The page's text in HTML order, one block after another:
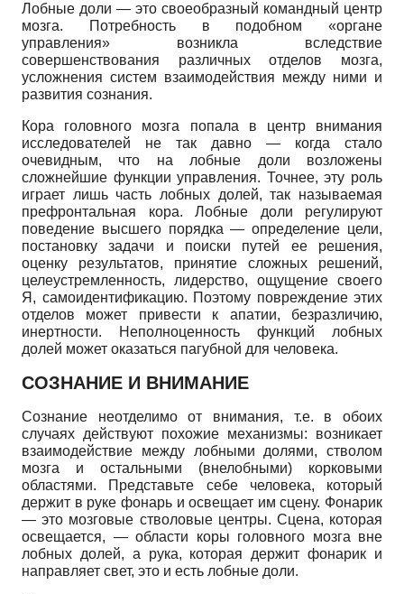
Лобные доли — это своеобразный командный центр
мозга. Потребность в подобном «органе
управления» возникла вследствие
совершенствования различных отделов мозга,
усложнения систем взаимодействия между ними и
развития сознания.
Кора головного мозга попала в центр внимания
исследователей не так давно — когда стало
очевидным, что на лобные доли возложены
сложнейшие функции управления. Точнее, эту роль
играет лишь часть лобных долей, так называемая
префронтальная кора. Лобные доли регулируют
поведение высшего порядка — определение цели,
постановку задачи и поиски путей ее решения,
оценку результатов, принятие сложных решений,
целеустремленность, лидерство, ощущение своего
Я, самоидентификацию. Поэтому повреждение этих
отделов может привести к апатии, безразличию,
инертности. Неполноценность функций лобных
долей может оказаться пагубной для человека.
СОЗНАНИЕ И ВНИМАНИЕ
Сознание неотделимо от внимания, т.е. в обоих
случаях действуют похожие механизмы: возникает
взаимодействие между лобными долями, стволом
мозга и остальными (внелобными) корковыми
областями. Представьте себе человека, который
держит в руке фонарь и освещает им сцену. Фонарик
— это мозговые стволовые центры. Сцена, которая
освещается, — области коры головного мозга вне
лобных долей, а рука, которая держит фонарик и
направляет свет, это и есть лобные доли.